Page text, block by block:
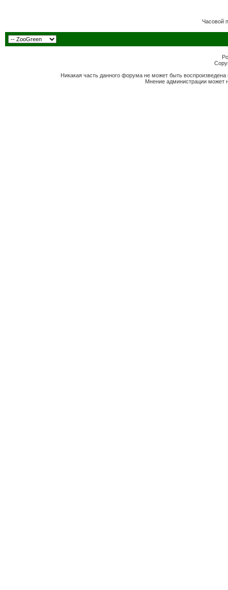
Часовой
Никакая часть данного форума не может быть
Мнение администрации может